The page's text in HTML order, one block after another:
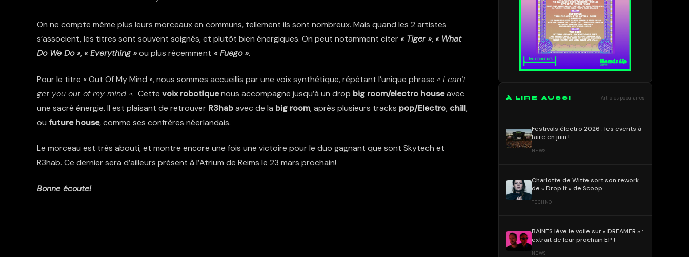
On ne compte même plus leurs morceaux en communs, tellement ils sont nombreux. Mais quand les 2 artistes
s’associent, les titres sont souvent soignés, et plutôt bien énergiques. On peut notamment citer « Tiger », « What
Do We Do », « Everything »ou plus récemment « Fuego ».
Pour le titre « Out Of My Mind », nous sommes accueillis par une voix synthétique, répétant l’unique phrase « I can’t
get you out of my mind ». Cette voix robotiquenous accompagne jusqu’à un drop big room/electro houseavec
une sacré énergie. Il est plaisant de retrouver R3habavec de la big room, après plusieurs tracks pop/Electro, chill,
ou future house, comme ses confrères néerlandais.
Le morceau est très abouti, et montre encore une fois une victoire pour le duo gagnant que sont Skytech et
R3hab. Ce dernier sera d’ailleurs présent à l’Atrium de Reims le 23 mars prochain!
Bonne écoute!
À LIRE AUSSI Articles populaires
Festivals électro 2026 : les events à
faire en juin !
NEWS
Charlotte de Witte sort son rework
de « Drop It » de Scoop
TECHNO
BAÏNES lève le voile sur « DREAMER » :
extrait de leur prochain EP !
NEWS